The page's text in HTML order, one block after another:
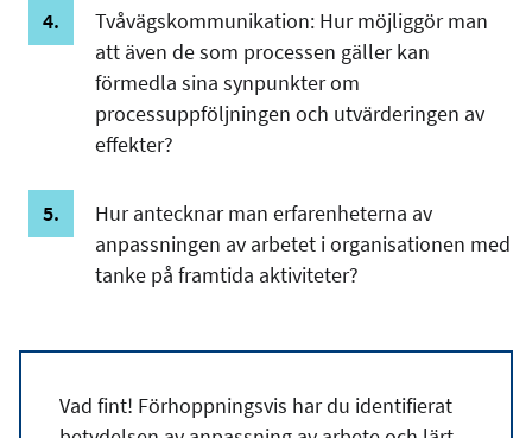
Tvåvägskommunikation: Hur möjliggör man
att även de som processen gäller kan
förmedla sina synpunkter om
processuppföljningen och utvärderingen av
effekter?
Hur antecknar man erfarenheterna av
anpassningen av arbetet i organisationen med
tanke på framtida aktiviteter?
Vad fint! Förhoppningsvis har du identifierat